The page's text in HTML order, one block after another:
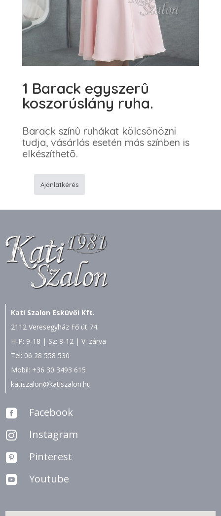
1 Barack egyszerû
koszorúslány ruha.
Barack színû ruhákat kölcsönözni
tudja, vásárlás esetén más színben is
elkészíthetõ.
egyszerû
ruha.
mennyiség
Ajánlatkérés
Kati Szalon Esküvői Kft.
2112 Veresegyház Fő út 74.
H-P: 9-18 | Sz: 8-12 | V: zárva
Tel: 06 28 558 530
Mobil: +36 30 3493 615
katiszalon@katiszalon.hu
 Facebook
 Instagram
 Pinterest
 Youtube